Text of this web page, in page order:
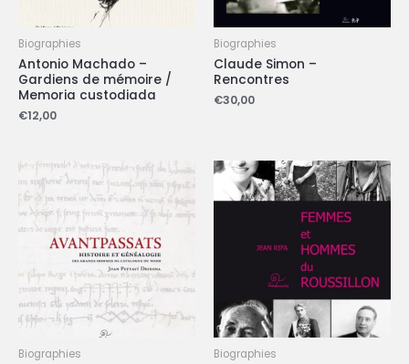
Biographies
Antonio Machado –
Gardiens de mémoire /
Memoria custodiada
€12,00
Biographies
Claude Simon –
Rencontres
€30,00
Biographies Biographies